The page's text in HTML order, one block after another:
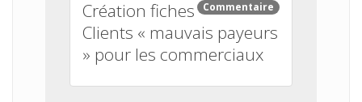
Commentaire
Création fiches
Clients « mauvais payeurs
» pour les commerciaux